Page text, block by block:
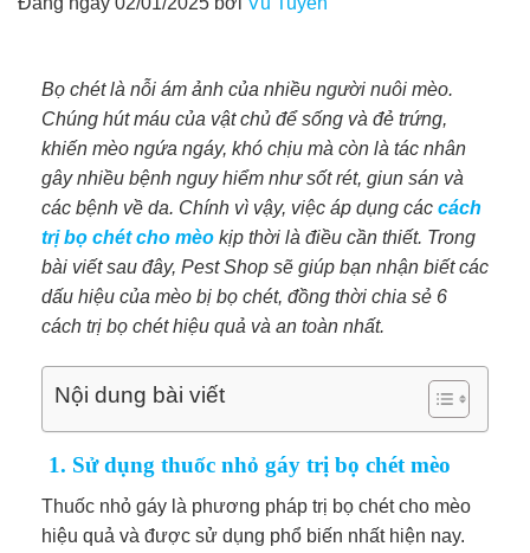
Bọ chét là nỗi ám ảnh của nhiều người nuôi mèo.
Chúng hút máu của vật chủ để sống và đẻ trứng,
khiến mèo ngứa ngáy, khó chịu mà còn là tác nhân
gây nhiều bệnh nguy hiểm như sốt rét, giun sán và
các bệnh về da. Chính vì vậy, việc áp dụng các cách
trị bọ chét cho mèo kịp thời là điều cần thiết. Trong
bài viết sau đây, Pest Shop sẽ giúp bạn nhận biết các
dấu hiệu của mèo bị bọ chét, đồng thời chia sẻ 6
cách trị bọ chét hiệu quả và an toàn nhất.
Nội dung bài viết
1. Sử dụng thuốc nhỏ gáy trị bọ chét mèo
Thuốc nhỏ gáy là phương pháp trị bọ chét cho mèo
hiệu quả và được sử dụng phổ biến nhất hiện nay.